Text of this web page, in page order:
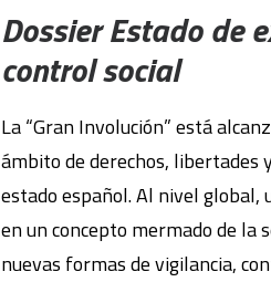
Dossier Estado de
control social
La “Gran Involución” está
ámbito de derechos, libertades
estado español. Al nivel global,
en un concepto mermado de la
nuevas formas de vigilancia,